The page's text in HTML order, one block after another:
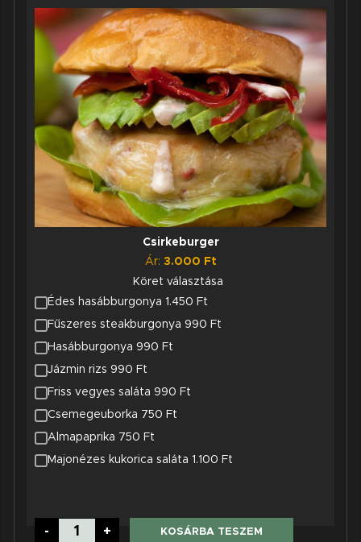
Csirkeburger
Ár: 3.000 Ft
Köret választása
Édes hasábburgonya 1.450 Ft
Fűszeres steakburgonya 990 Ft
Hasábburgonya 990 Ft
Jázmin rizs 990 Ft
Friss vegyes saláta 990 Ft
Csemegeuborka 750 Ft
Almapaprika 750 Ft
Majonézes kukorica saláta 1.100 Ft
-
Csirkeburger
mennyiség
+ KOSÁRBA TESZEM